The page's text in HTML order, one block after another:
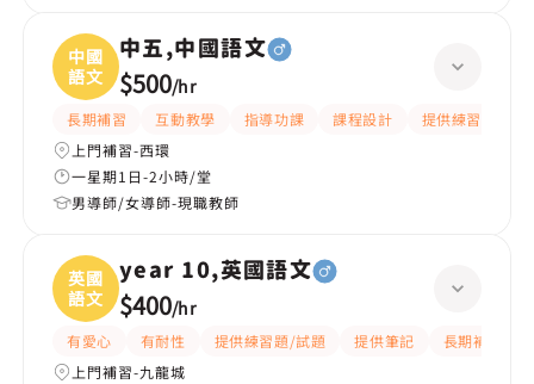
中國
語文
中五,中國語文
$500/hr
長期補習 互動教學 指導功課 課程設計
提供練習題/試題
上門補習-西環
一星期1日-2小時/堂
男導師/女導師-現職教師
英國
語文
year 10,英國語文
$400/hr
有愛心 有耐性 提供練習題/試題 提供筆記
長期補習
上門補習-九龍城